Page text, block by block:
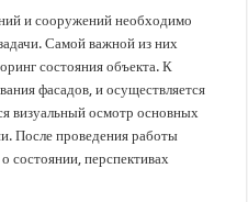
и сооружений необходимо
Самой важной из них
состояния объекта. К
фасадов, и осуществляется
визуальный осмотр основных
После проведения работы
состоянии, перспективах